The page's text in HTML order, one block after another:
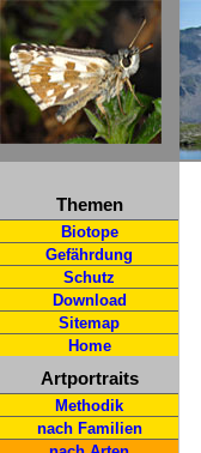
Themen
Biotope
Gefährdung
Schutz
Download
Sitemap
Home
Artportraits
Methodik
nach Familien